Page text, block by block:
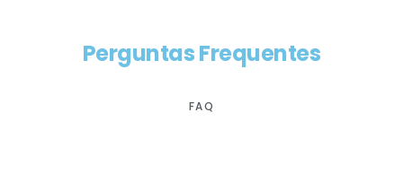
Perguntas Frequentes
FAQ